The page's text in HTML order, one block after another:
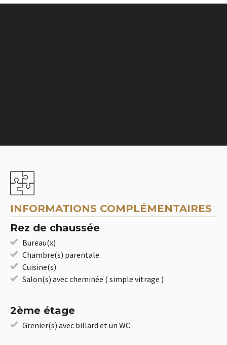
INFORMATIONS COMPLÉMENTAIRES
Rez de chaussée
Bureau(x)
Chambre(s) parentale
Cuisine(s)
Salon(s) avec cheminée ( simple vitrage )
2ème étage
Grenier(s) avec billard et un WC